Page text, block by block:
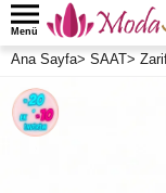
Menü
Ana Sayfa> SAAT>